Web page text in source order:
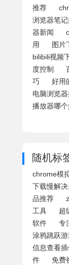
推荐
浏览器笔
器新闻
用
图片
bilibili视频
度控制
巧
好用
电脑浏览
播放器哪
随机标
chrome模
下载慢解
品推荐
工具
超
软件
专
涂鸦跳跃
信息查看
件
免费